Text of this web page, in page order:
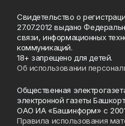
Свидетельство о
27.07.2012 выдано
связи, информационных
коммуникаций.
18+ запрещено для детей.
Об использовании
Общественная
электронной газеты
ОАО ИА «Башинформ» с
Правила использования